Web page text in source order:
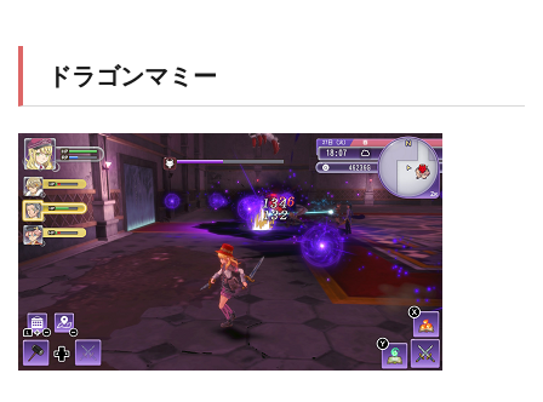
ドラゴンマミー